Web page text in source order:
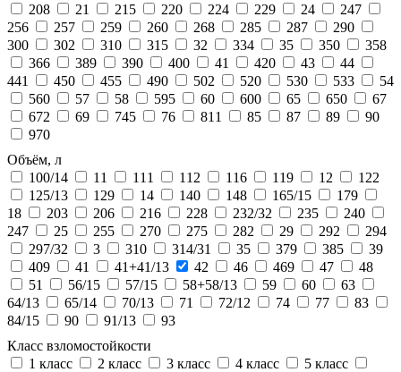
208
21 215 220 224 229 24
247
256
257 259 260 268 285 287
290
300
302 310 315 32 334 35 350
358
366
389 390 400 41 420 43
44
441
450 455 490 502 520 530 533
54
560
57 58 595 60 600 65 650
67
672
69 745 76 811 85 87 89
90
970
Объём, л
100/14
11 111 112 116 119 12
122
125/13
129 14 140 148 165/15
179
18
203 206 216 228 232/32 235
240
247
25 255 270 275 282 29 292
294
297/32
3 310 314/31 35 379 385
39
409
41 41+41/13 42 46 469 47
48
51
56/15 57/15 58+58/13 59 60
63
64/13
65/14 70/13 71 72/12 74 77
83
84/15
90 91/13
93
Класс взломостойкости
1 класс
2 класс 3 класс 4 класс
5 класс